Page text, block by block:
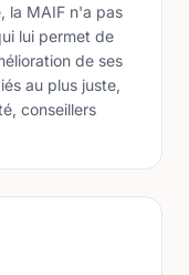
la MAIF n'a pas
lui permet de
de ses
au plus juste,
conseillers